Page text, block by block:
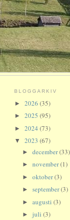
BLOGGARKIV
► 2026 (35)
► 2025 (95)
► 2024 (73)
▼ 2023 (67)
► december(33)
► november(1)
► oktober(3)
► september(3)
► augusti (3)
► juli (3)